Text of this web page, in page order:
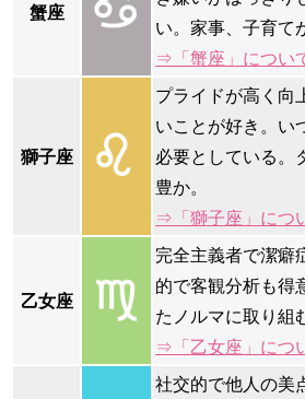
蟹座
い。家事、子育て
⇒「蟹座」につい
獅子座
プライドが高く向
いことが好き。い
必要としている。
豊か。
⇒「獅子座」につ
乙女座
完全主義者で潔癖
的で客観分析も得
たノルマに取り組
⇒「乙女座」につ
社交的で他人の美